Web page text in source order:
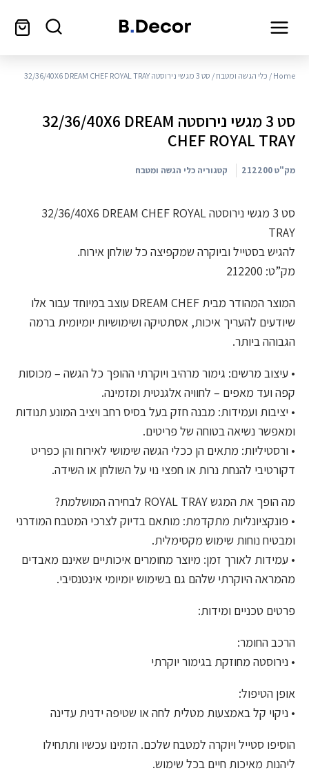
Home
/ כלי הגשה ומטבח / סט 3 מגשי נירוסטה 32/36/40X6 DREAM CHEF ROYAL TRAY
סט 3 מגשי נירוסטה 32/36/40X6 DREAM
CHEF ROYAL TRAY
מק"ט212200 קטגוריה כלי הגשה ומטבח
סט 3 מגשי נירוסטה 32/36/40X6 DREAM CHEF ROYAL
TRAY
להגיש בסטייל וביוקרה שמקפיצה כל שולחן אירוח.
מק”ט: 212200
המוצר המהודר מבית DREAM CHEF עוצב במיוחד עבור אלו
שיודעים להעריך איכות, אסתטיקה ושימושיות יומיומית ברמה
הגבוהה ביותר.
• עיצוב מרשים: גימור מרהיב ויוקרתי ההופך כל הגשה – מכוסות
קפה ועד מאפים – לחוויה אלגנטית ומזמינה.
• יציבות ועמידות: מבנה חזק בעל בסיס רחב ויציב המונע תנודות
ומאפשר נשיאה בטוחה של פריטים.
• ורסטיליות: מתאים הן ככלי הגשה שימושי לאירוח והן כפריט
דקורטיבי להנחת נרות או חפצי נוי על השולחן או השידה.
מה הופך את המגש ROYAL TRAY לבחירה המושלמת?
• פונקציונליות מתקדמת: מותאם בדיוק לצרכי המטבח המודרני
ומבטיח נוחות שימוש מקסימלית.
• עמידות לאורך זמן: מיוצר מחומרים איכותיים שאינם מאבדים
מהמראה היוקרתי שלהם גם בשימוש יומיומי אינטנסיבי.
פרטים טכניים ומידות:
הרכב החומר:
• נירוסטה מחוזקת בגימור יוקרתי
אופן הטיפול:
• ניקוי קל באמצעות מטלית לחה או שטיפה ידנית עדינה
הוסיפו סטייל ויוקרה למטבח שלכם. הזמינו עכשיו ותתחילו
ליהנות מאיכות חיים בכל שימוש.